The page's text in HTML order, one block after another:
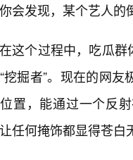
你会发现，某个艺人的
在这个过程中，吃瓜
挖掘者”。现在的网
置，能通过一个反
任何掩饰都显得苍白